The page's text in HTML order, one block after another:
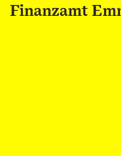
Finanzamt